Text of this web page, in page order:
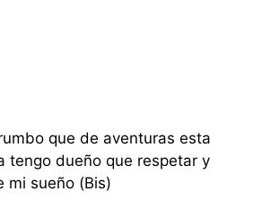
que de aventuras esta
tengo dueño que respetar y
mi sueño (Bis)